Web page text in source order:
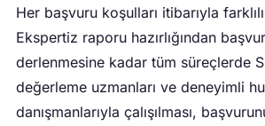
Her başvuru koşulları itibarıyla
Ekspertiz raporu hazırlığından
derlenmesine kadar tüm süreçlerde
değerleme uzmanları ve deneyimli
danışmanlarıyla çalışılması,